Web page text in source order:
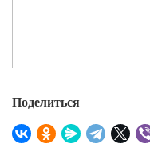
Поделиться